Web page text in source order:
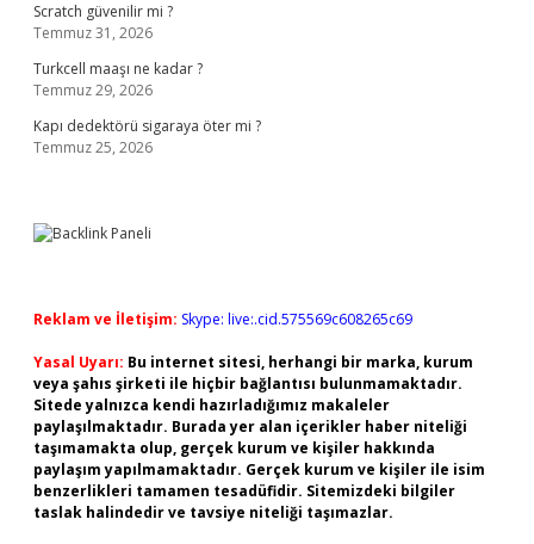
Scratch güvenilir mi ?
Temmuz 31, 2026
Turkcell maaşı ne kadar ?
Temmuz 29, 2026
Kapı dedektörü sigaraya öter mi ?
Temmuz 25, 2026
Reklam ve İletişim: Skype: live:.cid.575569c608265c69
Yasal Uyarı: Bu internet sitesi, herhangi bir marka, kurum
veya şahıs şirketi ile hiçbir bağlantısı bulunmamaktadır.
Sitede yalnızca kendi hazırladığımız makaleler
paylaşılmaktadır. Burada yer alan içerikler haber niteliği
taşımamakta olup, gerçek kurum ve kişiler hakkında
paylaşım yapılmamaktadır. Gerçek kurum ve kişiler ile isim
benzerlikleri tamamen tesadüfidir. Sitemizdeki bilgiler
taslak halindedir ve tavsiye niteliği taşımazlar.